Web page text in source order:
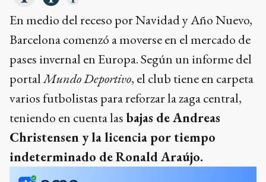
En medio del receso por Navidad y Año Nuevo,
Barcelona comenzó a moverse en el mercado de
pases invernal en Europa. Según un informe del
portalMundo Deportivo, el club tiene en carpeta
varios futbolistas para reforzar la zaga central,
teniendo en cuenta las bajas de Andreas
Christensen y la licencia por tiempo
indeterminado de Ronald Araújo.